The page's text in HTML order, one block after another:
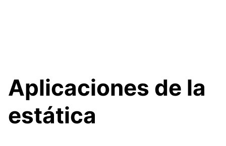
Aplicaciones de la
estática